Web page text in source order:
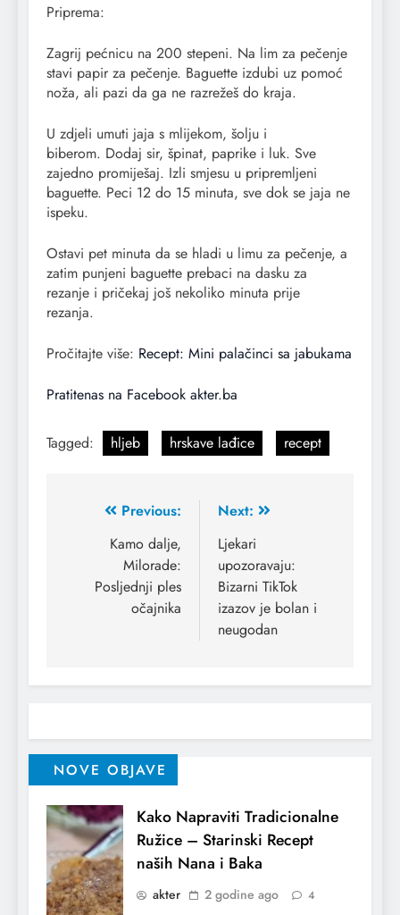
Priprema:
Zagrij pećnicu na 200 stepeni. Na lim za pečenje
stavi papir za pečenje. Baguette izdubi uz pomoć
noža, ali pazi da ga ne razrežeš do kraja.
U zdjeli umuti jaja s mlijekom, šolju i
biberom. Dodaj sir, špinat, paprike i luk. Sve
zajedno promiješaj. Izli smjesu u pripremljeni
baguette. Peci 12 do 15 minuta, sve dok se jaja ne
ispeku.
Ostavi pet minuta da se hladi u limu za pečenje, a
zatim punjeni baguette prebaci na dasku za
rezanje i pričekaj još nekoliko minuta prije
rezanja.
Pročitajte više: Recept: Mini palačinci sa jabukama
Pratitenas na Facebook akter.ba
Tagged: hljeb hrskave lađice recept
Previous:
Kamo dalje,
Milorade:
Posljednji ples
očajnika
Next:
Ljekari
upozoravaju:
Bizarni TikTok
izazov je bolan i
neugodan
NOVE OBJAVE
Kako Napraviti Tradicionalne
Ružice – Starinski Recept
naših Nana i Baka
akter 2 godine ago 4